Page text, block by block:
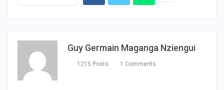
Guy Germain Maganga Nziengui
1215 Posts 1 Comments